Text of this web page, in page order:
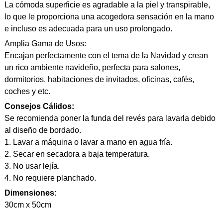
La cómoda superficie es agradable a la piel y transpirable,
lo que le proporciona una acogedora sensación en la mano
e incluso es adecuada para un uso prolongado.
Amplia Gama de Usos:
Encajan perfectamente con el tema de la Navidad y crean
un rico ambiente navideño, perfecta para salones,
dormitorios, habitaciones de invitados, oficinas, cafés,
coches y etc.
Consejos Cálidos:
Se recomienda poner la funda del revés para lavarla debido
al diseño de bordado.
1. Lavar a máquina o lavar a mano en agua fría.
2. Secar en secadora a baja temperatura.
3. No usar lejía.
4. No requiere planchado.
Dimensiones:
30cm x 50cm